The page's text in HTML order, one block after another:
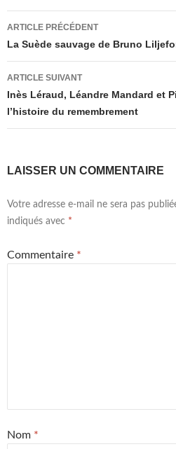
Navigation
des
articles
ARTICLE PRÉCÉDENT
La Suède sauvage de Bruno
ARTICLE SUIVANT
Inès Léraud, Léandre Mandard et
l’histoire du remembrement
LAISSER UN COMMENTAIRE
Votre adresse e-mail ne sera pas
indiqués avec *
Commentaire *
Nom *